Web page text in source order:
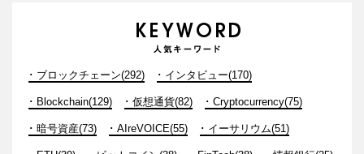
ブロックチェーン(292) インタビュー(170)
Blockchain(129) 仮想通貨(82) Cryptocurrency(75)
暗号資産(73) AIreVOICE(55) イーサリウム(51)